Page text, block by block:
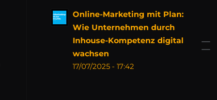
Online-Marketing mit Plan:
Wie Unternehmen durch
Inhouse-Kompetenz digital
wachsen
17/07/2025 - 17:42